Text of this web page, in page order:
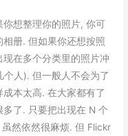
想整理你的照片, 你可
册. 但如果你还想按照
在多个分类里的照片冲
人). 但一般人不会为了
本太高. 在大家都有了
了. 只要把出现在 N 个
然依然很麻烦. 但 Flickr